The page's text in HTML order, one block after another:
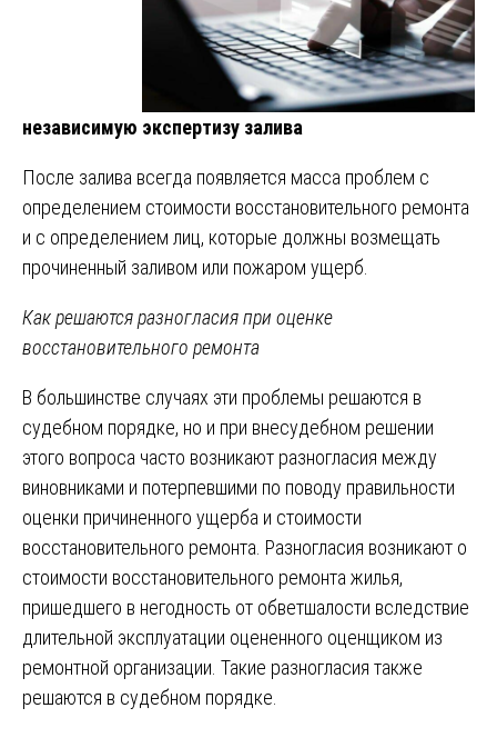
независимую экспертизу залива
После залива всегда появляется масса проблем с
определением стоимости восстановительного ремонта
и с определением лиц, которые должны возмещать
прочиненный заливом или пожаром ущерб.
Как решаются разногласия при оценке
восстановительного ремонта
В большинстве случаях эти проблемы решаются в
судебном порядке, но и при внесудебном решении
этого вопроса часто возникают разногласия между
виновниками и потерпевшими по поводу правильности
оценки причиненного ущерба и стоимости
восстановительного ремонта. Разногласия возникают о
стоимости восстановительного ремонта жилья,
пришедшего в негодность от обветшалости вследствие
длительной эксплуатации оцененного оценщиком из
ремонтной организации. Такие разногласия также
решаются в судебном порядке.